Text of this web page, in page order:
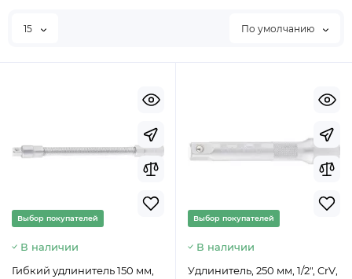
15 По умолчанию
Выбор покупателей
В наличии
Гибкий удлинитель 150 мм,
Выбор покупателей
В наличии
Удлинитель, 250 мм, 1/2", CrV,